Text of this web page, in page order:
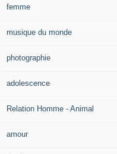
femme
musique du monde
photographie
adolescence
Relation Homme - Animal
amour